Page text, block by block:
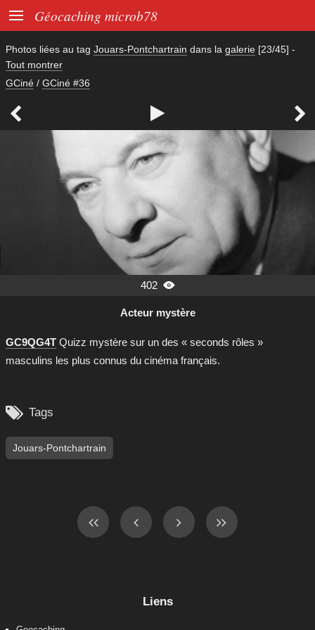
 Géocaching microb78
Photos liées au tag Jouars-Pontchartrain dans la galerie [23/45] -
Tout montrer
GCiné / GCiné #36
  
402 
Acteur mystère
GC9QG4T Quizz mystère sur un des « seconds rôles »
masculins les plus connus du cinéma français.
 Tags
Jouars-Pontchartrain
Liens